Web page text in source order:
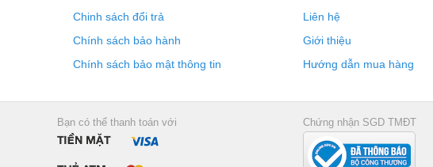
Chinh sách đổi trả
Chính sách bảo hành
Chính sách bảo mật thông tin
Liên hệ
Giới thiệu
Hướng dẫn mua hàng
Bạn có thể thanh toán với Chứng nhận SGD TMĐT